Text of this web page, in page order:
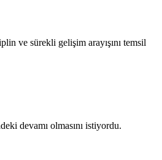
ve sürekli gelişim arayışını temsil
devamı olmasını istiyordu.